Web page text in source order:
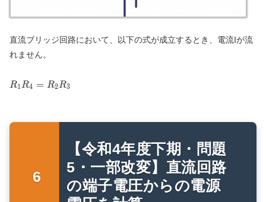
直流ブリッジ回路において、以下の式が成立するとき、電流Iが流
れません。
R_1R_4=R_2R_3
R1R4 = R2R3
【令和4年度下期・問題
5・一部改変】直流回路
の端子電圧からの電源